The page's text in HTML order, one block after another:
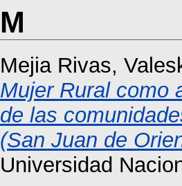
M
Mejia Rivas,
Mujer Rural como
de las
(San Juan de
Universidad